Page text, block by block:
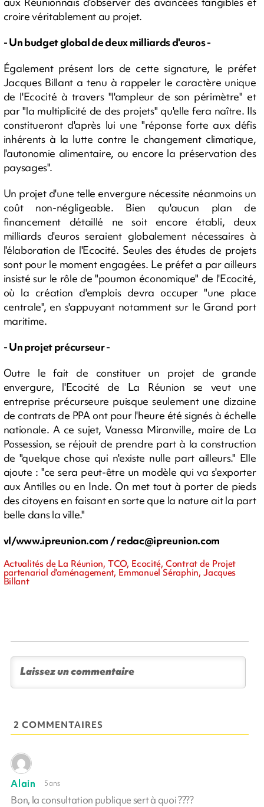
croire véritablement au projet.
- Un budget global de deux milliards d'euros -
Également présent lors de cette signature, le préfet
Jacques Billant a tenu à rappeler le caractère unique
de l'Ecocité à travers "l'ampleur de son périmètre" et
par "la multiplicité de des projets" qu'elle fera naître. Ils
constitueront d'après lui une "réponse forte aux défis
inhérents à la lutte contre le changement climatique,
l'autonomie alimentaire, ou encore la préservation des
paysages".
Un projet d'une telle envergure nécessite néanmoins un
coût non-négligeable. Bien qu'aucun plan de
financement détaillé ne soit encore établi, deux
milliards d'euros seraient globalement nécessaires à
l'élaboration de l'Ecocité. Seules des études de projets
sont pour le moment engagées. Le préfet a par ailleurs
insisté sur le rôle de "poumon économique" de l'Ecocité,
où la création d'emplois devra occuper "une place
centrale", en s'appuyant notamment sur le Grand port
maritime.
- Un projet précurseur -
Outre le fait de constituer un projet de grande
envergure, l'Ecocité de La Réunion se veut une
entreprise précurseure puisque seulement une dizaine
de contrats de PPA ont pour l'heure été signés à échelle
nationale. A ce sujet, Vanessa Miranville, maire de La
Possession, se réjouit de prendre part à la construction
de "quelque chose qui n'existe nulle part ailleurs." Elle
ajoute : "ce sera peut-être un modèle qui va s'exporter
aux Antilles ou en Inde. On met tout à porter de pieds
des citoyens en faisant en sorte que la nature ait la part
belle dans la ville."
vl/www.ipreunion.com /redac@ipreunion.com
Actualités de La Réunion, TCO, Ecocité, Contrat de Projet
partenarial d'aménagement, Emmanuel Séraphin, Jacques
Billant
2 COMMENTAIRES
Alain 5 ans
Bon, la consultation publique sert à quoi ????